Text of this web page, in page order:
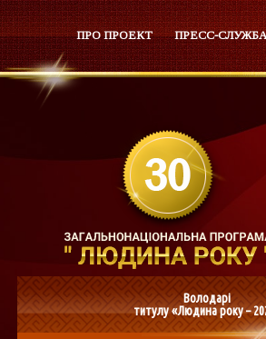
ПРО ПРОЕКТ ПРЕСС-СЛУЖБА
Володарі
титулу «Людина року –